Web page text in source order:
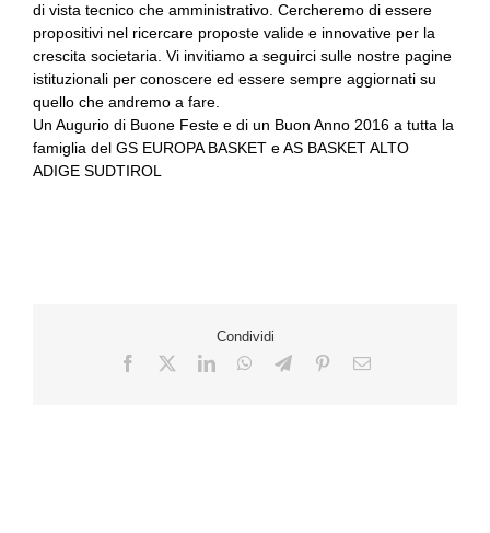
di vista tecnico che amministrativo. Cercheremo di essere
propositivi nel ricercare proposte valide e innovative per la
crescita societaria. Vi invitiamo a seguirci sulle nostre pagine
istituzionali per conoscere ed essere sempre aggiornati su
quello che andremo a fare.
Un Augurio di Buone Feste e di un Buon Anno 2016 a tutta la
famiglia del GS EUROPA BASKET e AS BASKET ALTO
ADIGE SUDTIROL
Condividi